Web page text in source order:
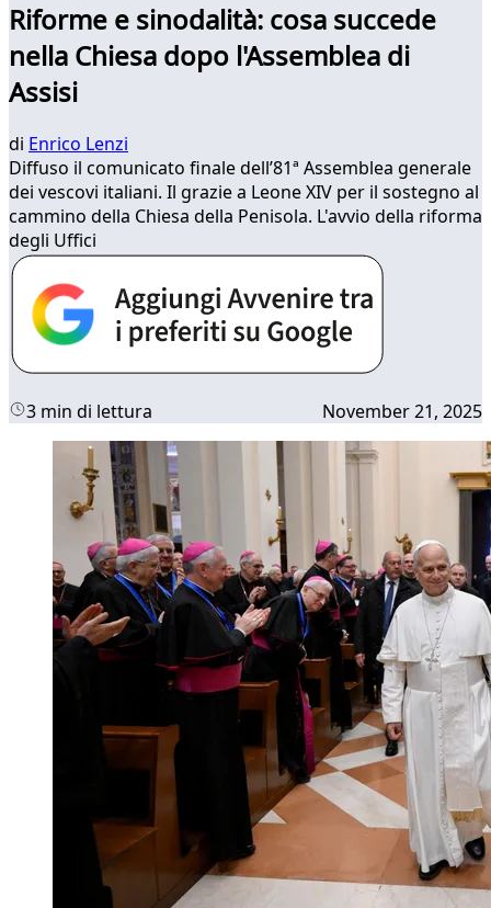
Riforme e sinodalità: cosa succede
nella Chiesa dopo l'Assemblea di
Assisi
di Enrico Lenzi
Diffuso il comunicato finale dell’81ª Assemblea generale
dei vescovi italiani. Il grazie a Leone XIV per il sostegno al
cammino della Chiesa della Penisola. L'avvio della riforma
degli Uffici
3 min di lettura November 21, 2025